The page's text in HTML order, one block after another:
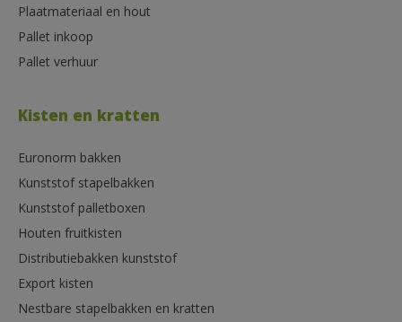
Plaatmateriaal en hout
Pallet inkoop
Pallet verhuur
Kisten en kratten
Euronorm bakken
Kunststof stapelbakken
Kunststof palletboxen
Houten fruitkisten
Distributiebakken kunststof
Export kisten
Nestbare stapelbakken en kratten